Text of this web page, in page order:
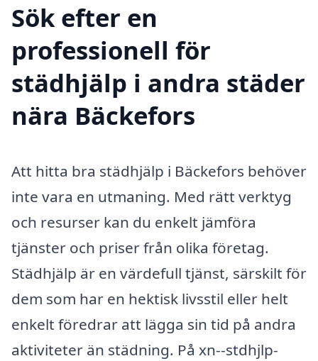
Sök efter en
professionell för
städhjälp i andra städer
nära Bäckefors
Att hitta bra städhjälp i Bäckefors behöver
inte vara en utmaning. Med rätt verktyg
och resurser kan du enkelt jämföra
tjänster och priser från olika företag.
Städhjälp är en värdefull tjänst, särskilt för
dem som har en hektisk livsstil eller helt
enkelt föredrar att lägga sin tid på andra
aktiviteter än städning. På xn--stdhjlp-